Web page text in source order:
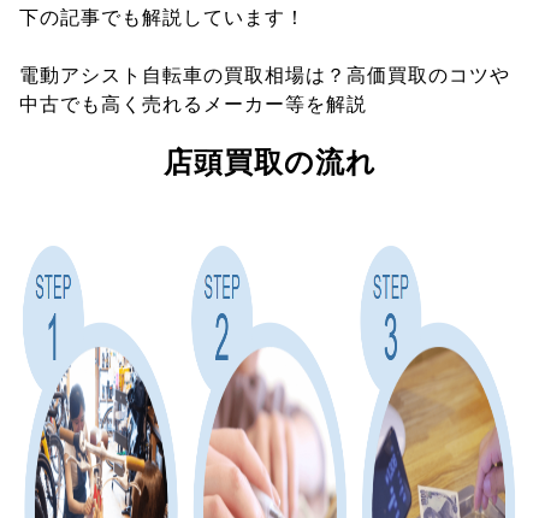
下の記事でも解説しています！
電動アシスト自転車の買取相場は？高価買取のコツや
中古でも高く売れるメーカー等を解説
店頭買取の流れ